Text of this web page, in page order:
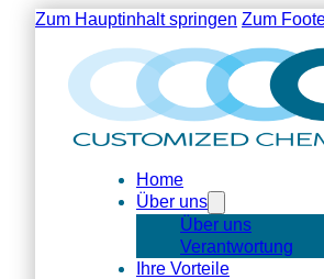
Zum Hauptinhalt springen Zum
Home
Über uns
Über uns
Verantwortung
Ihre Vorteile